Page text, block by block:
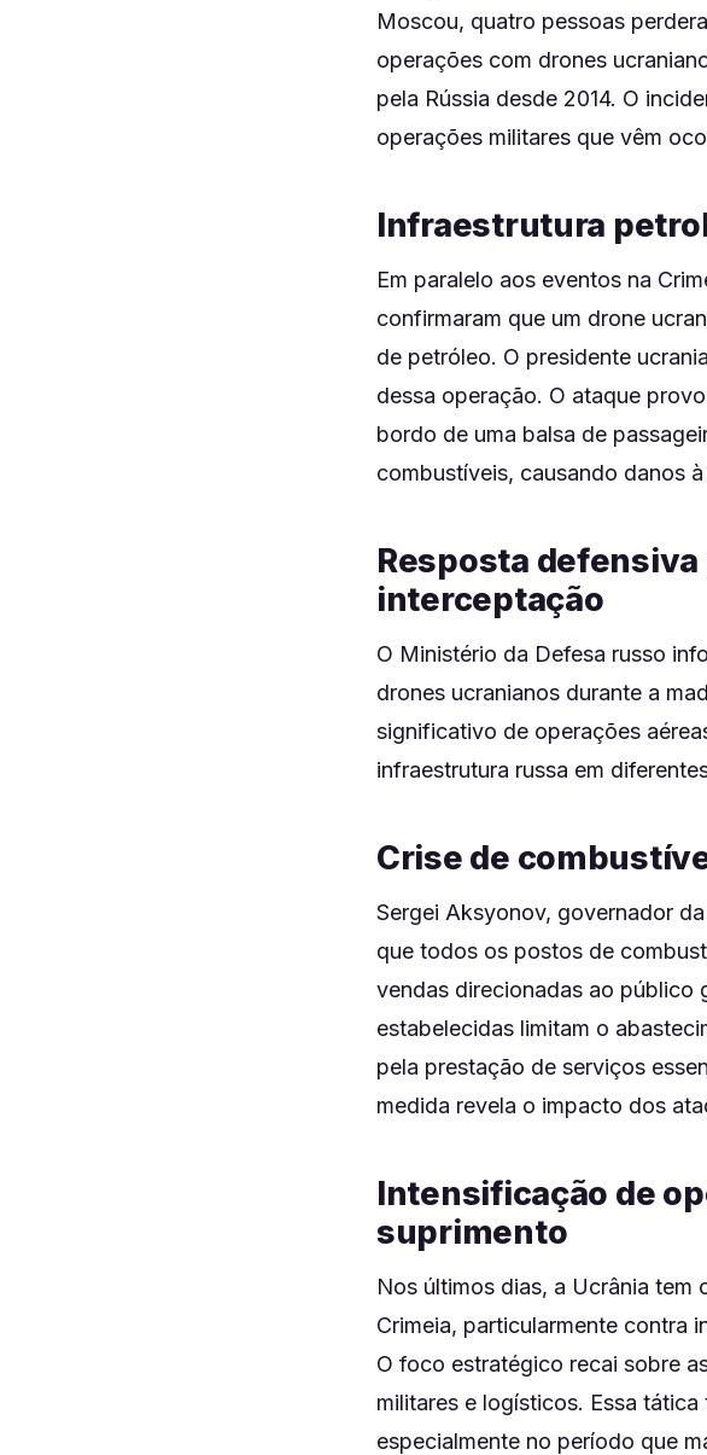
Moscou, quatro pessoas
operações com drones
pela Rússia desde 2014. O
operações militares que vêm
Infraestrutura
Em paralelo aos eventos na
confirmaram que um drone
de petróleo. O presidente
dessa operação. O ataque
bordo de uma balsa de
combustíveis, causando danos
Resposta
interceptação
O Ministério da Defesa russo
drones ucranianos durante a
significativo de operações
infraestrutura russa em
Crise de
Sergei Aksyonov, governador
que todos os postos de
vendas direcionadas ao público
estabelecidas limitam o
pela prestação de serviços
medida revela o impacto dos
Intensificação de
suprimento
Nos últimos dias, a Ucrânia tem
Crimeia, particularmente contra
O foco estratégico recai sobre
militares e logísticos. Essa
especialmente no período que